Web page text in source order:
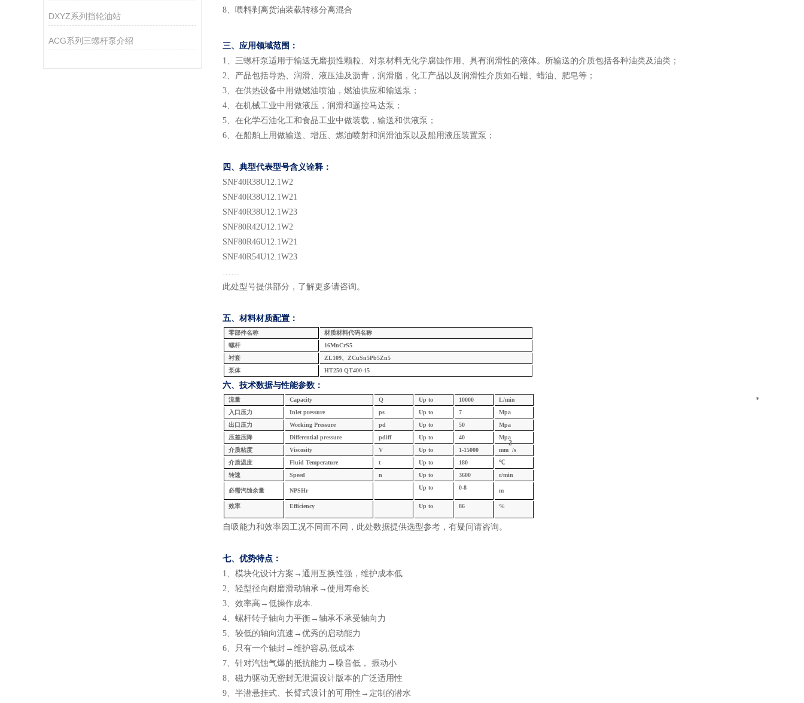
DXYZ系列挡轮油站
ACG系列三螺杆泵介绍
8、喂料剥离货油装载转移分离混合
三、应用领域范围 ：
1、 三螺杆泵适用于输送无磨损性颗粒、对泵材料无化学腐蚀作用、具有润滑性的液体。所输送的介质包括各种油类及油类；
2、 产品包括导热、润滑、液压油及沥青，润滑脂，化工产品以及润滑性介质如石蜡、蜡油、肥皂等；
3、 在供热设备中用做燃油喷油，燃油供应和输送泵；
4、 在机械工业中用做液压，润滑和遥控马达泵；
5、 在化学石油化工和食品工业中做装载，输送和供液泵；
6、 在船舶上用做输送、增压、燃油喷射和润滑油泵以及船用液压装置泵；
四、典型代表型号含义诠释：
SNF40R38U12.1W2
SNF40R38U12.1W21
SNF40R38U12.1W23
SNF80R42U12.1W2
SNF80R46U12.1W21
SNF40R54U12.1W23
……
此处型号提供部分，了解更多请咨询。
五、材料材质配置：
零部件名称
材质材料代码名称
螺杆
16MnCrS5
衬套
ZL109、ZCuSn5Pb5Zn5
泵体
HT250 QT400-15
六、技术数据与性能参数：
流量 Capacity Q Up to 10000
L/min
入口压力
Inlet pressure ps Up to 7
Mpa
出口压力
Working Pressure pd Up to 50
Mpa
压差压降
Differential pressure pdiff Up to 40
Mpa
介质粘度
Viscosity V Up to 1-15000 mm
2
/s
介质温度
Fluid Temperature t Up to 180
℃
转速
Speed n Up to 3600 r/min
必需汽蚀余量 NPSHr Up to 0-8 m
效率 Efficiency Up to 86 %
*
自吸能力和效率因工况不同而不同，此处数据提供选型参考，有疑问请咨询。
七、 优势特点：
1、 模块化设计方案 →通用互换性强，维护成本低
2、 轻型径向耐磨滑动轴承 →使用寿命长
3、 效率高 →低操作成本.
4、 螺杆转子轴向力平衡 →轴承不承受轴向力
5、 较低的轴向流速 →优秀的启动能力
6、 只有一个轴封 →维护容易,低成本
7、 针对汽蚀气爆的抵抗能力 →噪音低， 振动小
8、 磁力驱动无密封无泄漏设计版本的广泛适用性
9、 半潜悬挂式、长臂式设计的可用性 →定制的潜水